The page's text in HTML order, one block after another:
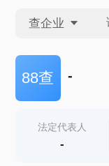
查企业
查企业
查产地
88查 -
法定代表人
-